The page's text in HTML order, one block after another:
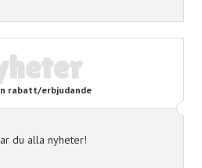
rabatt/erbjudande
du alla nyheter!